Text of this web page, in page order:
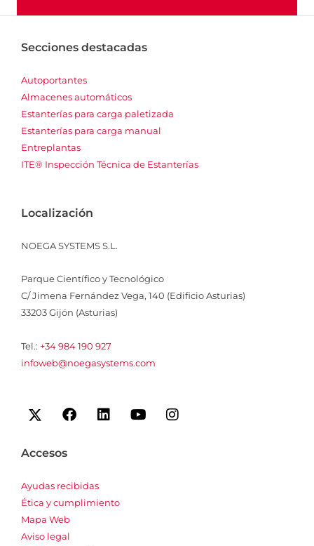
Secciones destacadas
Autoportantes
Almacenes automáticos
Estanterías para carga paletizada
Estanterías para carga manual
Entreplantas
ITE® Inspección Técnica de Estanterías
Localización
NOEGA SYSTEMS S.L.
Parque Científico y Tecnológico
C/ Jimena Fernández Vega, 140 (Edificio Asturias)
33203 Gijón (Asturias)
Tel.: +34 984 190 927
infoweb@noegasystems.com
I
c
n
F
a
o
k
L
i
n
Y
o
I
n
Accesos
Ayudas recibidas
Ética y cumplimiento
Mapa Web
Aviso legal